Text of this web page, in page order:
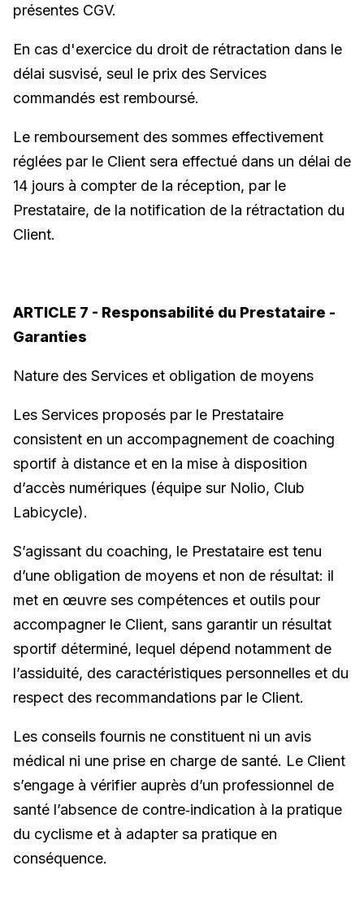
présentes CGV.
En cas d'exercice du droit de rétractation dans le
délai susvisé, seul le prix des Services
commandés est remboursé.
Le remboursement des sommes effectivement
réglées par le Client sera effectué dans un délai de
14 jours à compter de la réception, par le
Prestataire, de la notification de la rétractation du
Client.
ARTICLE 7 - Responsabilité du Prestataire -
Garanties
Nature des Services et obligation de moyens
Les Services proposés par le Prestataire
consistent en un accompagnement de coaching
sportif à distance et en la mise à disposition
d’accès numériques (équipe sur Nolio, Club
Labicycle).
S’agissant du coaching, le Prestataire est tenu
d’une obligation de moyens et non de résultat: il
met en œuvre ses compétences et outils pour
accompagner le Client, sans garantir un résultat
sportif déterminé, lequel dépend notamment de
l’assiduité, des caractéristiques personnelles et du
respect des recommandations par le Client.
Les conseils fournis ne constituent ni un avis
médical ni une prise en charge de santé. Le Client
s’engage à vérifier auprès d’un professionnel de
santé l’absence de contre‑indication à la pratique
du cyclisme et à adapter sa pratique en
conséquence.